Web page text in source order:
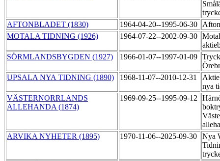
AFTONBLADET (1830)
1964-04-20--1995-06-30
MOTALA TIDNING (1926)
1964-07-22--2002-09-30
SÖRMLANDSBYGDEN (1927)
1966-01-07--1997-01-09
UPSALA NYA TIDNING (1890)
1968-11-07--2010-12-31
nya
VÄSTERNORRLANDS
ALLEHANDA (1874)
1969-09-25--1995-09-12
ARVIKA NYHETER (1895)
1970-11-06--2025-09-30
Nya